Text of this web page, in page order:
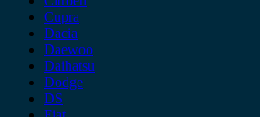
Cupra
Dacia
Daewoo
Daihatsu
Dodge
DS